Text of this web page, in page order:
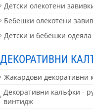
Детски олекотени
Бебешки олекотени
Детски и бебешки одеяла
ДЕКОРАТИВНИ
Жакардови декоративни
Декоративни калъфки -
винтидж